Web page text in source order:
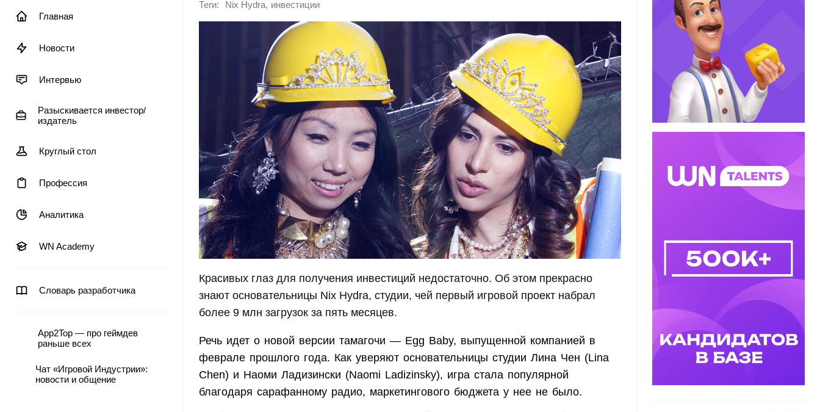
Главная
Новости
Интервью
Разыскивается инвестор/
издатель
Круглый стол
Профессия
Аналитика
WN Academy
Словарь разработчика
App2Top — про геймдев
раньше всех
Чат «Игровой Индустрии»:
новости и общение
Теги: Nix Hydra, инвестиции
Красивых глаз для получения инвестиций недостаточно. Об этом прекрасно
знают основательницы Nix Hydra, студии, чей первый игровой проект набрал
более 9 млн загрузок за пять месяцев.
Речь идет о новой версии тамагочи — Egg Baby, выпущенной компанией в
феврале прошлого года. Как уверяют основательницы студии Лина Чен (Lina
Chen) и Наоми Ладизински (Naomi Ladizinsky), игра стала популярной
благодаря сарафанному радио, маркетингового бюджета у нее не было.